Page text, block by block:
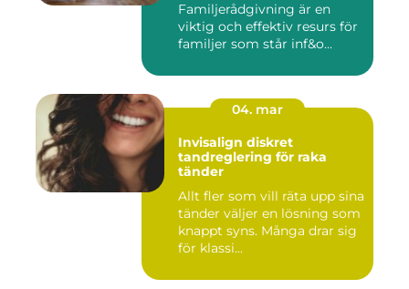
Familjerådgivning är en
viktig och effektiv resurs för
familjer som står inf&o...
04. mar
Invisalign diskret
tandreglering för raka
tänder
Allt fler som vill räta upp sina
tänder väljer en lösning som
knappt syns. Många drar sig
för klassi...